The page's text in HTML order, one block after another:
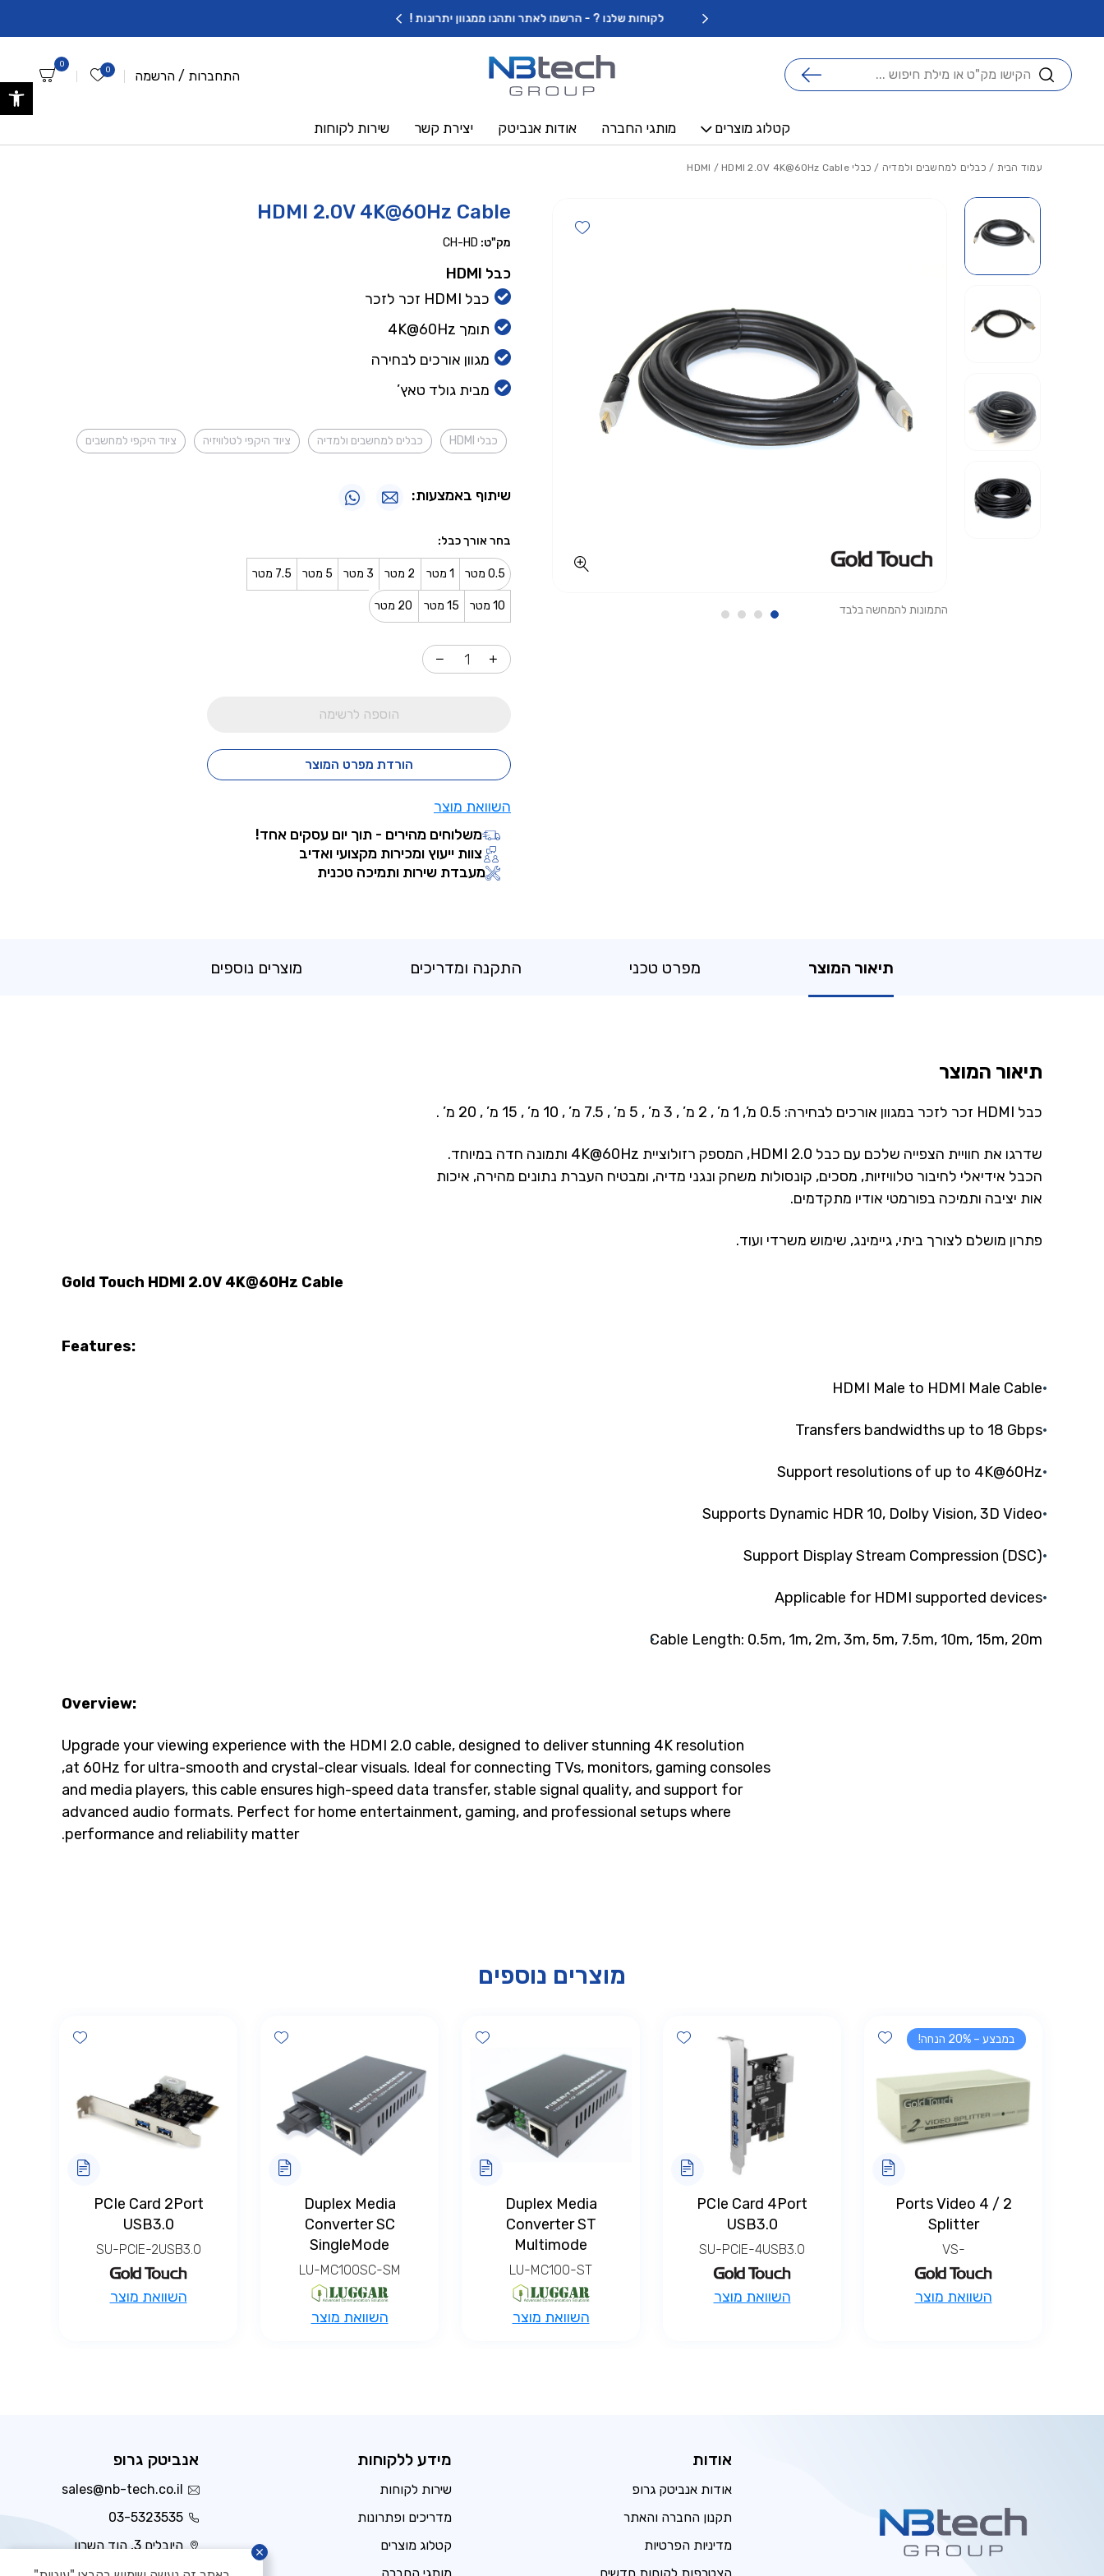
לקוחות שלנו ? - הרשמו לאתר ותהנו ממגוון יתרונות !
התחברות / הרשמה 0 הרשימה שלי
0 חיפוש
קטלוג מוצרים מותגי החברה אודות אנביטק יצירת קשר שירות לקוחות
עמוד הבית / כבלים למחשבים ולמדיה / כבלי HDMI/ HDMI 2.0V 4K@60Hz Cable
HDMI 2.0V 4K@60Hz Cable
מק"ט: CH-HD
כבל HDMI
כבל HDMI זכר לזכר
תומך 4K@60Hz
מגוון אורכים לבחירה
מבית גולד טאץ’
כבלי HDMI כבלים למחשבים ולמדיה ציוד היקפי לטלוויזיה ציוד היקפי למחשבים
שיתוף באמצעות:
בחר אורך כבל
0.5 מטר 1 מטר 2 מטר 3 מטר 5 מטר 7.5 מטר
10 מטר 15 מטר 20 מטר
הוספה לרשימה
הורדת מפרט המוצר
השוואת מוצר
משלוחים מהירים - תוך יום עסקים אחד!
צוות ייעוץ ומכירות מקצועי ואדיב
מעבדת שירות ותמיכה טכנית
Add wishlist
התמונות להמחשה בלבד
תיאור המוצר מפרט טכני התקנה ומדריכים מוצרים נוספים
תיאור המוצר
כבל HDMI זכר לזכר במגוון אורכים לבחירה: 0.5 מ’, 1 מ’ , 2 מ’ , 3 מ’ , 5 מ’ , 7.5 מ’ , 10 מ’ , 15 מ’ , 20 מ’ .
שדרגו את חוויית הצפייה שלכם עם כבל HDMI 2.0, המספק רזולוציית 4K@60Hz ותמונה חדה במיוחד.
הכבל אידיאלי לחיבור טלוויזיות, מסכים, קונסולות משחק ונגני מדיה, ומבטיח העברת נתונים מהירה, איכות
אות יציבה ותמיכה בפורמטי אודיו מתקדמים.
פתרון מושלם לצורך ביתי, גיימינג, שימוש משרדי ועוד.
Gold Touch HDMI 2.0V 4K@60Hz Cable
Features:
HDMI Male to HDMI Male Cable
Transfers bandwidths up to 18 Gbps
Support resolutions of up to 4K@60Hz
Supports Dynamic HDR 10, Dolby Vision, 3D Video
Support Display Stream Compression (DSC)
Applicable for HDMI supported devices
Cable Length: 0.5m, 1m, 2m, 3m, 5m, 7.5m, 10m, 15m, 20m
Overview:
Upgrade your viewing experience with the HDMI 2.0 cable, designed to deliver stunning 4K resolution
at 60Hz for ultra-smooth and crystal-clear visuals. Ideal for connecting TVs, monitors, gaming consoles,
and media players, this cable ensures high-speed data transfer, stable signal quality, and support for
advanced audio formats. Perfect for home entertainment, gaming, and professional setups where
performance and reliability matter.
מוצרים נוספים
Add wishlist
במבצע – 20% הנחה!
2 / 4 Ports Video
Splitter
-VS
למוצר
המוצר
השוואת מוצר
Add wishlist
PCIe Card 4Port
USB3.0
SU-PCIE-4USB3.0
השוואת מוצר
Add wishlist
Duplex Media
Converter ST
‎Multimode‎
LU-MC100-ST
השוואת מוצר
Add wishlist
Duplex Media
Converter SC
SingleMode
LU-MC100SC-SM
השוואת מוצר
Add wishlist
PCIe Card 2Port
USB3.0
SU-PCIE-2USB3.0
השוואת מוצר
אודות
אודות אנביטק גרופ
תקנון החברה והאתר
מדיניות הפרטיות
מידע ללקוחות
שירות לקוחות
מדריכים ופתרונות
קטלוג מוצרים
אנביטק גרופ
sales@nb-tech.co.il
03-5323535
היובלים 3, הוד השרון